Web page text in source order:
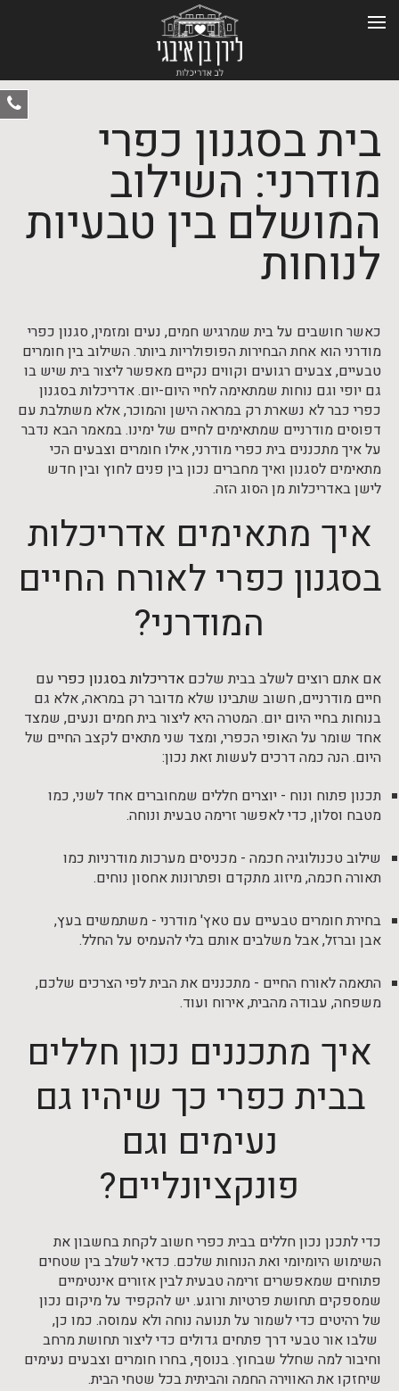
בית בסגנון כפרי
מודרני: השילוב
המושלם בין טבעיות
לנוחות
כאשר חושבים על בית שמרגיש חמים, נעים ומזמין, סגנון כפרי
מודרני הוא אחת הבחירות הפופולריות ביותר. השילוב בין חומרים
טבעיים, צבעים רגועים וקווים נקיים מאפשר ליצור בית שיש בו
גם יופי וגם נוחות שמתאימה לחיי היום-יום. אדריכלות בסגנון
כפרי כבר לא נשארת רק במראה הישן והמוכר, אלא משתלבת עם
דפוסים מודרניים שמתאימים לחיים של ימינו. במאמר הבא נדבר
על איך מתכננים בית כפרי מודרני, אילו חומרים וצבעים הכי
מתאימים לסגנון ואיך מחברים נכון בין פנים לחוץ ובין חדש
לישן באדריכלות מן הסוג הזה.
איך מתאימים אדריכלות
בסגנון כפרי לאורח החיים
המודרני?
אם אתם רוצים לשלב בבית שלכם אדריכלות בסגנון כפרי עם
חיים מודרניים, חשוב שתבינו שלא מדובר רק במראה, אלא גם
בנוחות בחיי היום יום. המטרה היא ליצור בית חמים ונעים, שמצד
אחד שומר על האופי הכפרי, ומצד שני מתאים לקצב החיים של
היום. הנה כמה דרכים לעשות זאת נכון:
תכנון פתוח ונוח - יוצרים חללים שמחוברים אחד לשני, כמו
מטבח וסלון, כדי לאפשר זרימה טבעית ונוחה.
שילוב טכנולוגיה חכמה - מכניסים מערכות מודרניות כמו
תאורה חכמה, מיזוג מתקדם ופתרונות אחסון נוחים.
בחירת חומרים טבעיים עם טאץ' מודרני - משתמשים בעץ,
אבן וברזל, אבל משלבים אותם בלי להעמיס על החלל.
התאמה לאורח החיים - מתכננים את הבית לפי הצרכים שלכם,
משפחה, עבודה מהבית, אירוח ועוד.
איך מתכננים נכון חללים
בבית כפרי כך שיהיו גם
נעימים וגם
פונקציונליים?
כדי לתכנן נכון חללים בבית כפרי חשוב לקחת בחשבון את
השימוש היומיומי ואת הנוחות שלכם. כדאי לשלב בין שטחים
פתוחים שמאפשרים זרימה טבעית לבין אזורים אינטימיים
שמספקים תחושת פרטיות ורוגע. יש להקפיד על מיקום נכון
של רהיטים כדי לשמור על תנועה נוחה ולא עמוסה. כמו כן,
שלבו אור טבעי דרך פתחים גדולים כדי ליצור תחושת מרחב
וחיבור למה שחלל שבחוץ. בנוסף, בחרו חומרים וצבעים נעימים
שיחזקו את האווירה החמה והביתית בכל שטחי הבית.